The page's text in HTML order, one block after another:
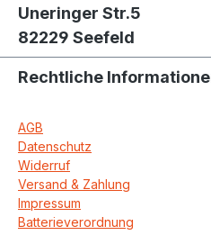
Uneringer Str.5
82229 Seefeld
Rechtliche
AGB
Datenschutz
Widerruf
Versand & Zahlung
Impressum
Batterieverordnung